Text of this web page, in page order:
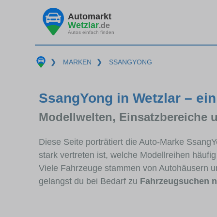
Automarkt
Wetzlar.de
Autos einfach finden
❯ MARKEN ❯ SSANGYONG
SsangYong in Wetzlar –
Modellwelten, Einsatzbereiche
Diese Seite porträtiert die Auto-Marke
stark vertreten ist, welche Modellreihen
Viele Fahrzeuge stammen von Autohäusern
gelangst du bei Bedarf zu Fahrzeugsuchen